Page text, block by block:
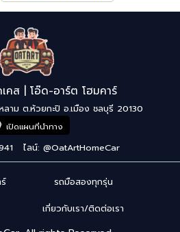
คส | โอ๊ด-อาร์ต โฮมคาร์
าม ต.ห้วยกะปิ อ.เมือง ชลบุรี 20130
เปิดแผนที่นำทาง
ไลน์: @OatArtHomeCar
รถมือสองทุกรุ่น
เกี่ยวกับเรา/ติดต่อเรา